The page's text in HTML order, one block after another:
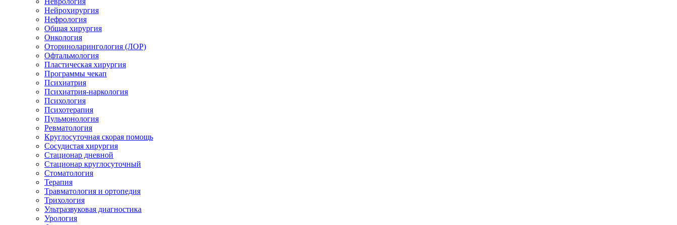
Нейрохирургия
Нефрология
Общая хирургия
Онкология
Оториноларингология (ЛОР)
Офтальмология
Пластическая хирургия
Программы чекап
Психиатрия
Психиатрия-наркология
Психология
Психотерапия
Пульмонология
Ревматология
Круглосуточная скорая помощь
Сосудистая хирургия
Стационар дневной
Стационар круглосуточный
Стоматология
Терапия
Травматология и ортопедия
Трихология
Ультразвуковая диагностика
Урология